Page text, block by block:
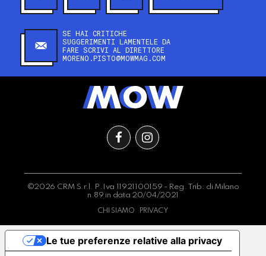
SE HAI CRITICHE
SUGGERIMENTI LAMENTELE DA
FARE SCRIVI AL DIRETTORE
MORENO.PISTO@MOWMAG.COM
©2026 CRM S.r.l. P.Iva 11921100159 - Reg. Trib. di Milano
n.89 in data 20/04/2021
CHI SIAMO PRIVACY
Le tue preferenze relative alla privacy